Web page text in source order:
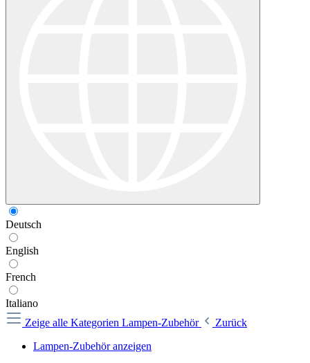
Deutsch
English
French
Italiano
Zeige alle Kategorien Lampen-Zubehör
Zurück
Lampen-Zubehör anzeigen